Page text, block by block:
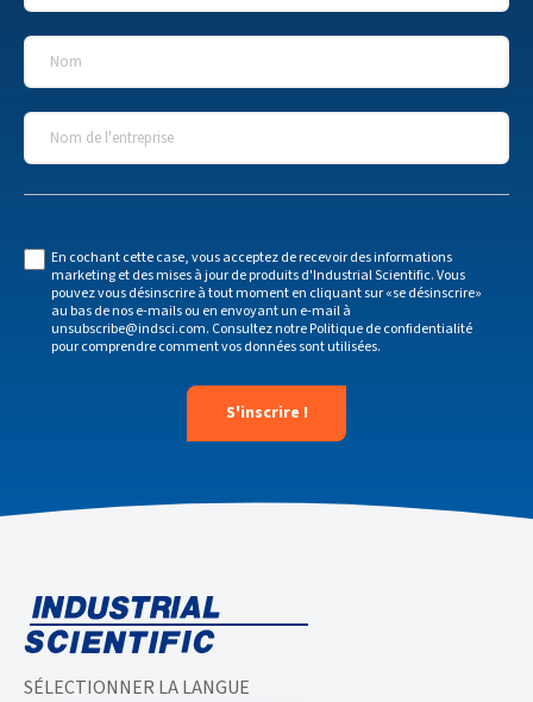
Nom
Nom de l'entreprise
En cochant cette case, vous acceptez de recevoir des informations
marketing et des mises à jour de produits d'Industrial Scientific. Vous
pouvez vous désinscrire à tout moment en cliquant sur «se désinscrire»
au bas de nos e-mails ou en envoyant un e-mail à
unsubscribe@indsci.com. Consultez notrePolitique de confidentialité
pour comprendre comment vos données sont utilisées.
SÉLECTIONNER LA LANGUE